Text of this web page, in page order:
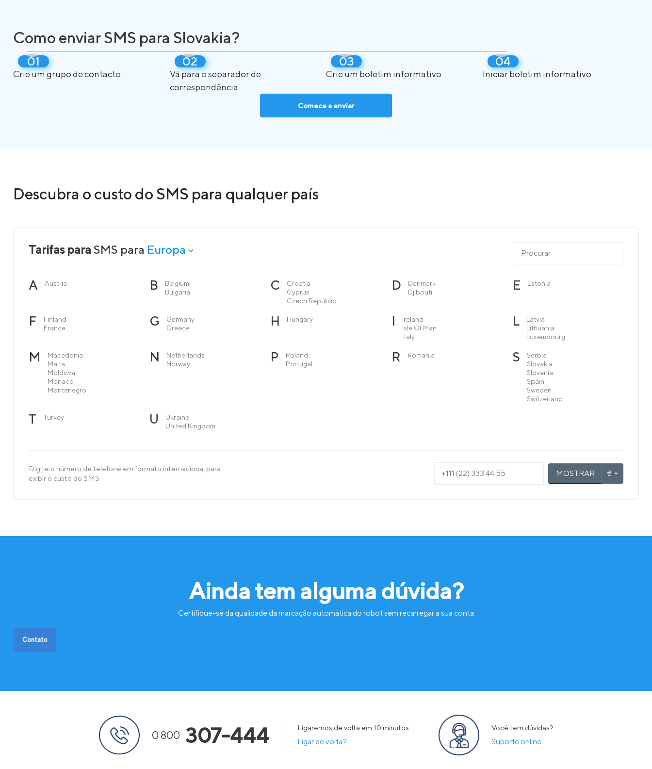
Como enviar SMS para Slovakia?
Crie um grupo de contacto
Vá para o separador de
correspondência
Crie um boletim informativo Iniciar boletim informativo
Comece a enviar
Descubra o custo do SMS para qualquer país
Tarifas para SMS para Europa
A Austria B
Belgium
Bulgaria
C
Croatia
Cyprus
Czech Republic
D
Denmark
Djibouti
E Estonia
F
Finland
France
G
Germany
Greece
H Hungary I
Ireland
Isle Of Man
Italy
L
Latvia
Lithuania
Luxembourg
M
Macedonia
Malta
Moldova
Monaco
Montenegro
N
Netherlands
Norway
P
Poland
Portugal
R Romania S
Serbia
Slovakia
Slovenia
Spain
Sweden
Switzerland
T Turkey U
Ukraine
United Kingdom
Digite o número de telefone em formato internacional para
exibir o custo do SMS
MOSTRAR
Ainda tem alguma dúvida?
Certifique-se da qualidade da marcação automática do robot sem recarregar a sua conta
Contato
0 800 307-444 Ligaremos de volta em 10 minutos.
Ligar de volta?
Você tem dúvidas?
Suporte online